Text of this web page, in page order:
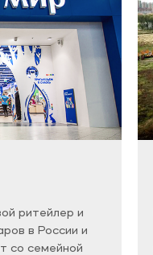
ритейлер и
в России и
со семейной